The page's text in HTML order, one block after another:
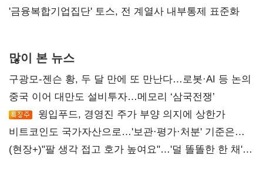
'금융복합기업집단' 토스, 전 계열사 내부통제 표준화
많이 본 뉴스
구광모-젠슨 황, 두 달 만에 또 만난다…로봇·AI 등 논의
중국 이어 대만도 설비투자…메모리 ‘삼국전쟁’
윙입푸드, 경영진 주가 부양 의지에 상한가
비트코인도 국가자산으로…'보관·평가·처분' 기준은
숙제
(현장+)"팔 생각 접고 호가 높여요"…'덜 똘똘한 한 채'